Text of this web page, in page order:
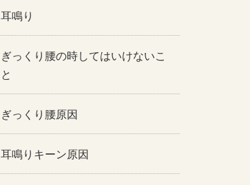
耳鳴り
ぎっくり腰の時してはいけないこ
と
ぎっくり腰原因
耳鳴りキーン原因